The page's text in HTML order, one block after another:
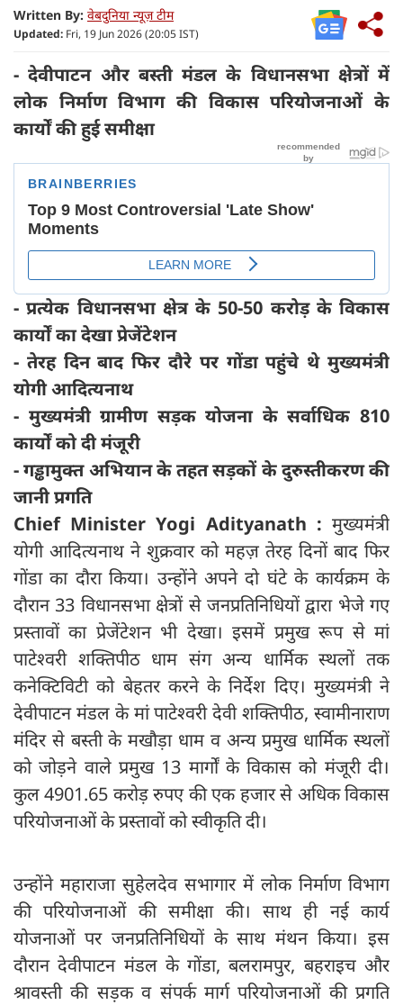
Written By: वेबदुनिया न्यूज़ टीम
Updated: Fri, 19 Jun 2026 (20:05 IST)
- देवीपाटन और बस्ती मंडल के विधानसभा क्षेत्रों में
लोक निर्माण विभाग की विकास परियोजनाओं के
कार्यों की हुई समीक्षा
- प्रत्येक विधानसभा क्षेत्र के 50-50 करोड़ के विकास
कार्यों का देखा प्रेजेंटेशन
- तेरह दिन बाद फिर दौरे पर गोंडा पहुंचे थे मुख्यमंत्री
योगी आदित्यनाथ
- मुख्यमंत्री ग्रामीण सड़क योजना के सर्वाधिक 810
कार्यों को दी मंजूरी
- गड्ढामुक्त अभियान के तहत सड़कों के दुरुस्तीकरण की
जानी प्रगति
Chief Minister Yogi Adityanath : मुख्यमंत्री
योगी आदित्यनाथ ने शुक्रवार को महज़ तेरह दिनों बाद फिर
गोंडा का दौरा किया। उन्होंने अपने दो घंटे के कार्यक्रम के
दौरान 33 विधानसभा क्षेत्रों से जनप्रतिनिधियों द्वारा भेजे गए
प्रस्तावों का प्रेजेंटेशन भी देखा। इसमें प्रमुख रूप से मां
पाटेश्वरी शक्तिपीठ धाम संग अन्य धार्मिक स्थलों तक
कनेक्टिविटी को बेहतर करने के निर्देश दिए। मुख्यमंत्री ने
देवीपाटन मंडल के मां पाटेश्वरी देवी शक्तिपीठ, स्वामीनाराण
मंदिर से बस्ती के मखौड़ा धाम व अन्य प्रमुख धार्मिक स्थलों
को जोड़ने वाले प्रमुख 13 मार्गों के विकास को मंजूरी दी।
कुल 4901.65 करोड़ रुपए की एक हजार से अधिक विकास
परियोजनाओं के प्रस्तावों को स्वीकृति दी।
उन्होंने महाराजा सुहेलदेव सभागार में लोक निर्माण विभाग
की परियोजनाओं की समीक्षा की। साथ ही नई कार्य
योजनाओं पर जनप्रतिनिधियों के साथ मंथन किया। इस
दौरान देवीपाटन मंडल के गोंडा, बलरामपुर, बहराइच और
श्रावस्ती की सड़क व संपर्क मार्ग परियोजनाओं की प्रगति